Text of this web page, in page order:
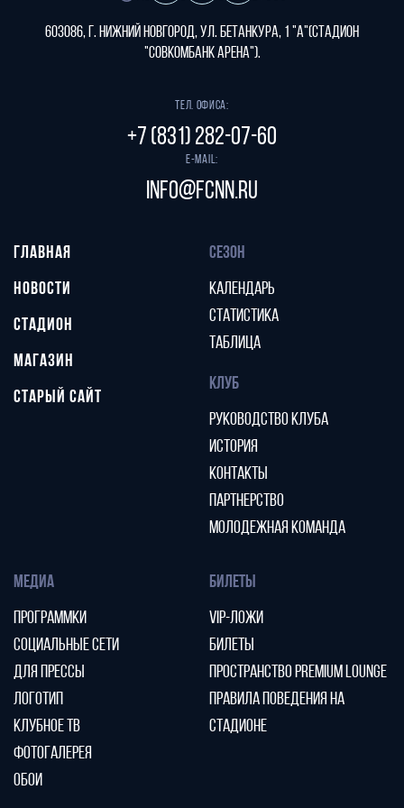
603086, г. Нижний Новгород, ул. Бетанкура, 1 "А"(стадион
"СОВКОМБАНК АРЕНА").
Тел. офиса:
+7 (831) 282-07-60
E-mail:
info@fcnn.ru
ГЛАВНАЯ
НОВОСТИ
СТАДИОН
МАГАЗИН
СТАРЫЙ САЙТ
СЕЗОН
КАЛЕНДАРЬ
СТАТИСТИКА
ТАБЛИЦА
КЛУБ
РУКОВОДСТВО КЛУБА
ИСТОРИЯ
КОНТАКТЫ
ПАРТНЕРСТВО
МОЛОДЕЖНАЯ КОМАНДА
МЕДИА
ПРОГРАММКИ
СОЦИАЛЬНЫЕ СЕТИ
ДЛЯ ПРЕССЫ
ЛОГОТИП
КЛУБНОЕ ТВ
ФОТОГАЛЕРЕЯ
ОБОИ
БИЛЕТЫ
VIP-ЛОЖИ
БИЛЕТЫ
ПРОСТРАНСТВО PREMIUM LOUNGE
ПРАВИЛА ПОВЕДЕНИЯ НА
СТАДИОНЕ